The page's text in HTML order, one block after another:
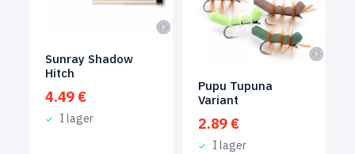
Sunray Shadow
Hitch
4.49 €
I lager
Pupu Tupuna
Variant
2.89 €
I lager